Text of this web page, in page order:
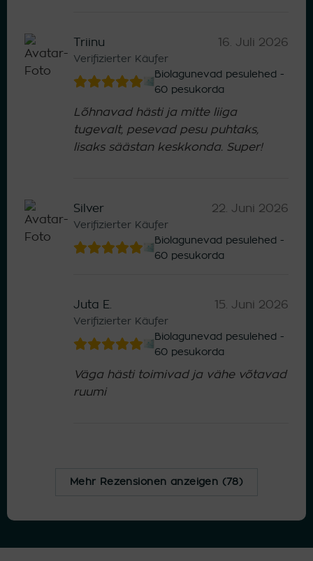
Triinu
Verifizierter Käufer
16. Juli 2026
Biolagunevad pesulehed -
60 pesukorda
Lõhnavad hästi ja mitte liiga
tugevalt, pesevad pesu puhtaks,
lisaks säästan keskkonda. Super!
Silver
Verifizierter Käufer
22. Juni 2026
Biolagunevad pesulehed -
60 pesukorda
Juta E.
Verifizierter Käufer
15. Juni 2026
Biolagunevad pesulehed -
60 pesukorda
Väga hästi toimivad ja vähe võtavad
ruumi
Mehr Rezensionen anzeigen (78)